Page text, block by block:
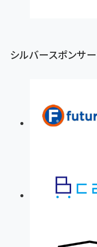
シルバースポンサー